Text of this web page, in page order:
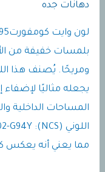
دهانات جده
بلمسات خفيفة من
ومريحًا. يُصنف هذا
يجعله مثاليًا
المساحات الداخلية
مما يعني أنه يعكس